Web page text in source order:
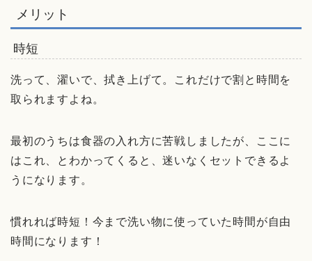
メリット
時短
洗って、濯いで、拭き上げて。これだけで割と時間を
取られますよね。
最初のうちは食器の入れ方に苦戦しましたが、ここに
はこれ、とわかってくると、迷いなくセットできるよ
うになります。
慣れれば時短！今まで洗い物に使っていた時間が自由
時間になります！